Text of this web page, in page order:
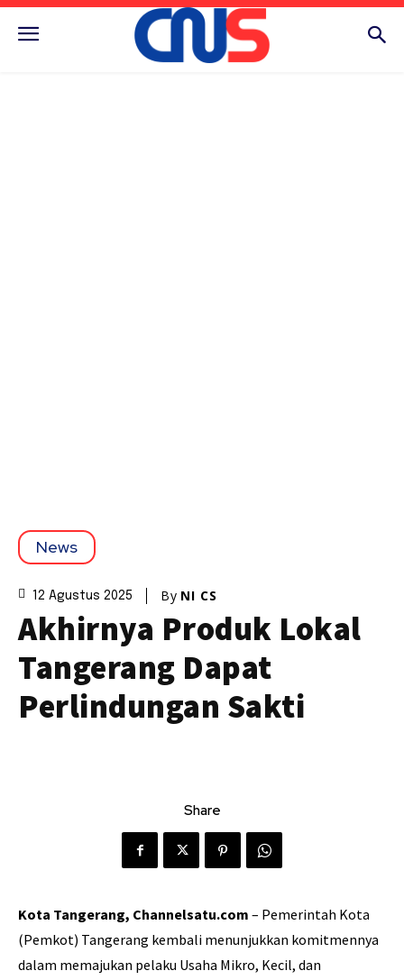
News
12 Agustus 2025 By NI CS
Akhirnya Produk Lokal
Tangerang Dapat
Perlindungan Sakti
Share
Kota Tangerang, Channelsatu.com – Pemerintah Kota
(Pemkot) Tangerang kembali menunjukkan komitmennya
dalam memajukan pelaku Usaha Mikro, Kecil, dan